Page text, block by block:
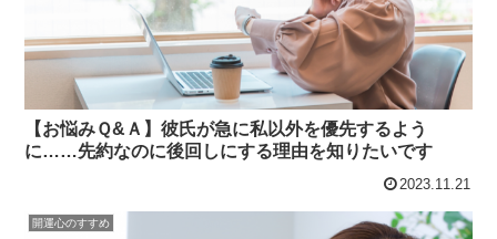
【お悩みＱ&Ａ】彼氏が急に私以外を優先するよう
に……先約なのに後回しにする理由を知りたいです
2023.11.21
開運心のすすめ